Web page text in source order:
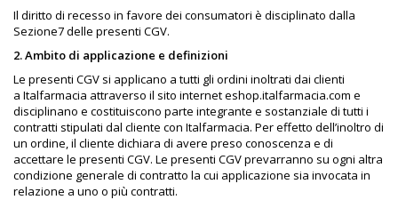
Il diritto di recesso in favore dei consumatori è disciplinato dalla
Sezione7 delle presenti CGV.
2. Ambito di applicazione e definizioni
Le presenti CGV si applicano a tutti gli ordini inoltrati dai clienti
a Italfarmacia attraverso il sito internet eshop.italfarmacia.com e
disciplinano e costituiscono parte integrante e sostanziale di tutti i
contratti stipulati dal cliente con Italfarmacia. Per effetto dell’inoltro di
un ordine, il cliente dichiara di avere preso conoscenza e di
accettare le presenti CGV. Le presenti CGV prevarranno su ogni altra
condizione generale di contratto la cui applicazione sia invocata in
relazione a uno o più contratti.